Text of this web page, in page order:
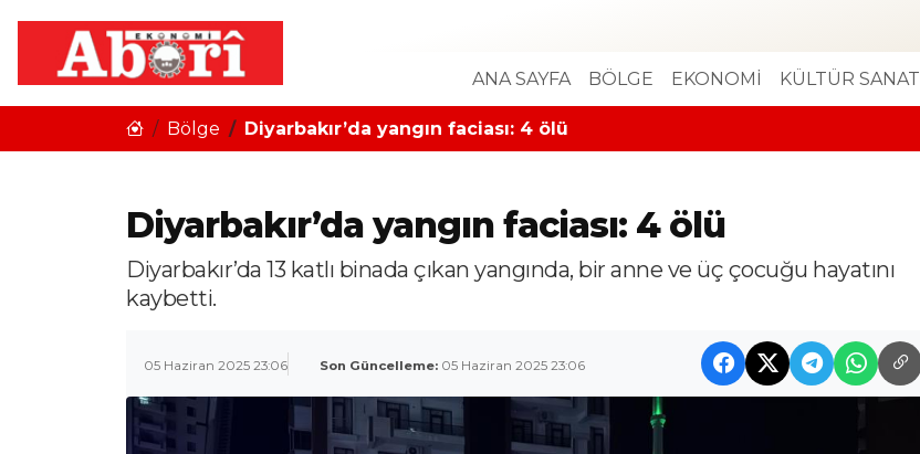
ANA SAYFA BÖLGE EKONOMİ KÜLTÜR SANAT
Bölge Diyarbakır’da yangın faciası: 4 ölü
Diyarbakır’da yangın faciası: 4 ölü
Diyarbakır’da 13 katlı binada çıkan yangında, bir anne ve üç çocuğu hayatını
kaybetti.
05 Haziran 2025 23:06 Son Güncelleme: 05 Haziran 2025 23:06